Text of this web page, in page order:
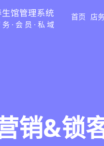
生馆管理系统
务·会员·私域
首页 店
生馆管
销&锁
工位管
案与效